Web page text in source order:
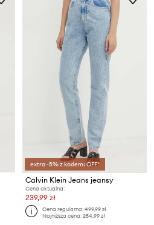
extra -5% z kodem: OFF*
Calvin Klein Jeans jeansy
Cena aktualna:
239,99 zł
Cena regularna:499,99 zł
Najniższa cena:254,99 zł